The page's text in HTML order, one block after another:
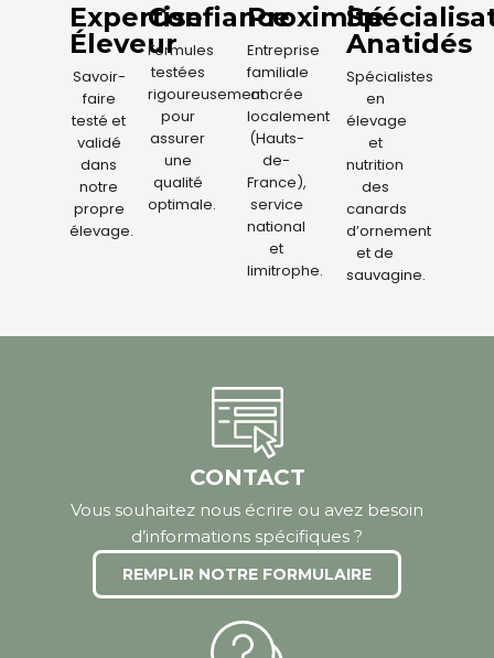
Expertise
Éleveur
Savoir-
faire
testé et
validé
dans
notre
propre
élevage.
Confiance
Formules
testées
rigoureusement
pour
assurer
une
qualité
optimale.
Proximité
Entreprise
familiale
ancrée
localement
(Hauts-
de-
France),
service
national
et
limitrophe.
Anatidés
Spécialistes
en
élevage
et
nutrition
des
canards
d’ornement
et de
sauvagine.
CONTACT
Vous souhaitez nous écrire ou avez besoin
d’informations spécifiques ?
REMPLIR NOTRE FORMULAIRE